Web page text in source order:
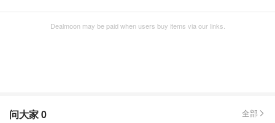
Dealmoon may be paid when users buy items via our links.
问大家0 全部